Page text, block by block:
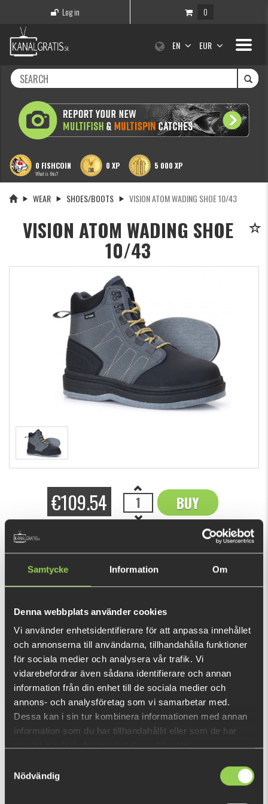
Samtycke Information Om
Denna webbplats använder cookies
Vi använder enhetsidentifierare för att anpassa innehållet
och annonserna till användarna, tillhandahålla funktioner
för sociala medier och analysera vår trafik. Vi
vidarebefordrar även sådana identifierare och annan
information från din enhet till de sociala medier och
annons- och analysföretag som vi samarbetar med.
Dessa kan i sin tur kombinera informationen med annan
information som du har tillhandahållit eller som de har
Nödvändig
Log in 0
Toggle
EN EUR
0 FISHCOIN
What is this?
0 XP 5 000 XP
WEAR SHOES/BOOTS VISION ATOM WADING SHOE 10/43
VISION ATOM WADING SHOE
10/43
€109.54 BUY
OK
The Atom shoe is Vision's lightest lightweight wading shoe and
hiking or going out and traveling and need a light pack.
What is this?
INFORMATION
The Atom shoe is Vision's lightest lightweight wading shoe
and ideal for those who will carry the shoes with you when
you are hiking or going out and traveling and need a light
pack.
- Vision's lightest lightweight wading shoe
are going out and traveling